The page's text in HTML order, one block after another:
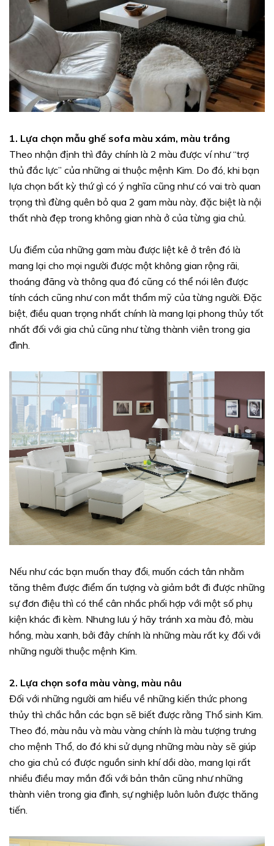
1. Lựa chọn mẫu ghế sofa màu xám, màu trắng
Theo nhận định thì đây chính là 2 màu được ví như “trợ
thủ đắc lực” của những ai thuộc mệnh Kim. Do đó, khi bạn
lựa chọn bất kỳ thứ gì có ý nghĩa cũng như có vai trò quan
trọng thì đừng quên bỏ qua 2 gam màu này, đặc biệt là nội
thất nhà đẹp trong không gian nhà ở của từng gia chủ.
Ưu điểm của những gam màu được liệt kê ở trên đó là
mang lại cho mọi người được một không gian rộng rãi,
thoáng đãng và thông qua đó cũng có thể nói lên được
tính cách cũng như con mắt thẩm mỹ của từng người. Đặc
biệt, điều quan trọng nhất chính là mang lại phong thủy tốt
nhất đối với gia chủ cũng như từng thành viên trong gia
đình.
Nếu như các bạn muốn thay đổi, muốn cách tân nhằm
tăng thêm được điểm ấn tượng và giảm bớt đi được những
sự đơn điệu thì có thể cân nhắc phối hợp với một số phụ
kiện khác đi kèm. Nhưng lưu ý hãy tránh xa màu đỏ, màu
hồng, màu xanh, bởi đây chính là những màu rất kỵ đối với
những người thuộc mệnh Kim.
2. Lựa chọn sofa màu vàng, màu nâu
Đối với những người am hiểu về những kiến thức phong
thủy thì chắc hẳn các bạn sẽ biết được rằng Thổ sinh Kim.
Theo đó, màu nâu và màu vàng chính là màu tượng trưng
cho mệnh Thổ, do đó khi sử dụng những màu này sẽ giúp
cho gia chủ có được nguồn sinh khí dồi dào, mang lại rất
nhiều điều may mắn đối với bản thân cũng như những
thành viên trong gia đình, sự nghiệp luôn luôn được thăng
tiến.